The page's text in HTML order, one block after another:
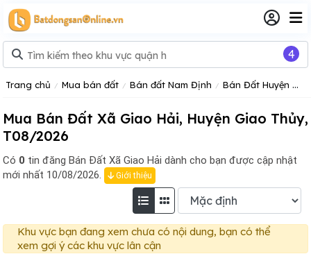
Trang chủ Mua bán đất Bán đất Nam Định Bán Đất Huyện Giao Thủy
Mua Bán Đất Xã Giao Hải, Huyện Giao Thủy,
T08/2026
Có 0 tin đăng Bán Đất Xã Giao Hải dành cho bạn được cập nhật
mới nhất 10/08/2026.
Giới thiệu
Khu vực bạn đang xem chưa có nội dung, bạn có thể
xem gợi ý các khu vực lân cận
4